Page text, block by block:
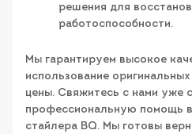
решения для
работоспособности.
Мы гарантируем высокое
использование
цены. Свяжитесь с нами уже
профессиональную помощь
стайлера BQ. Мы готовы